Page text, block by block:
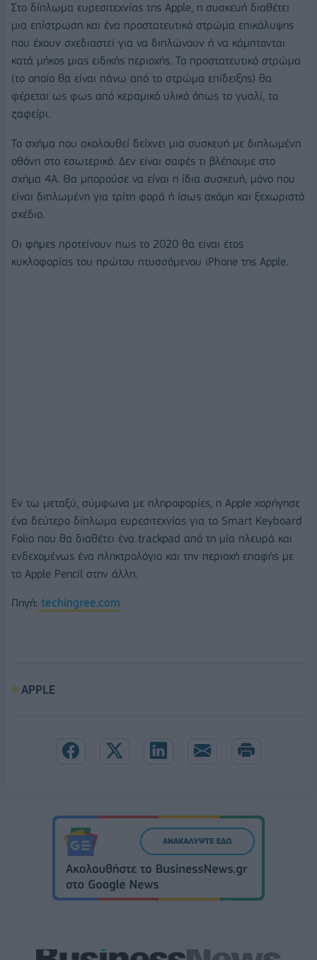
Στο δίπλωμα ευρεσιτεχνίας της Apple, η συσκευή διαθέτει
μια επίστρωση και ένα προστατευτικό στρώμα επικάλυψης
που έχουν σχεδιαστεί για να διπλώνουν ή να κάμπτονται
κατά μήκος μιας ειδικής περιοχής. Το προστατευτικό στρώμα
(το οποίο θα είναι πάνω από το στρώμα επίδειξης) θα
φέρεται ως φως από κεραμικό υλικό όπως το γυαλί, το
ζαφείρι.
Το σχήμα που ακολουθεί δείχνει μια συσκευή με διπλωμένη
οθόνη στο εσωτερικό. Δεν είναι σαφές τι βλέπουμε στο
σχήμα 4Α. Θα μπορούσε να είναι η ίδια συσκευή, μόνο που
είναι διπλωμένη για τρίτη φορά ή ίσως ακόμη και ξεχωριστό
σχέδιο.
Οι φήμες προτείνουν πως το 2020 θα είναι έτος
κυκλοφορίας του πρώτου πτυσσόμενου iPhone της Apple.
Εν τω μεταξύ, σύμφωνα με πληροφορίες, η Apple χορήγησε
ένα δεύτερο δίπλωμα ευρεσιτεχνίας για το Smart Keyboard
Foliο που θα διαθέτει ένα trackpad από τη μία πλευρά και
ενδεχομένως ένα πληκτρολόγιο και την περιοχή επαφής με
το Apple Pencil στην άλλη.
Πηγή: techingree.com
APPLE